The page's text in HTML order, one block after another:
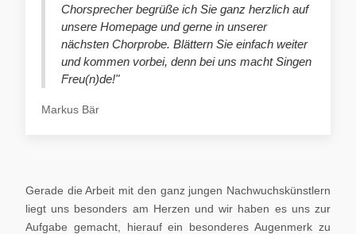
Chorsprecher begrüße ich Sie ganz herzlich auf
unsere Homepage und gerne in unserer
nächsten Chorprobe. Blättern Sie einfach weiter
und kommen vorbei, denn bei uns macht Singen
Freu(n)de!"
Markus Bär
Gerade die Arbeit mit den ganz jungen Nachwuchskünstlern
liegt uns besonders am Herzen und wir haben es uns zur
Aufgabe gemacht, hierauf ein besonderes Augenmerk zu